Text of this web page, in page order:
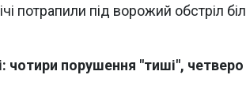
потрапили під ворожий обстріл
чотири порушення "тиші", четверо